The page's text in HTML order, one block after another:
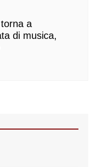
a
di musica,